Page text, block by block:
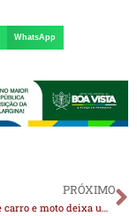
WhatsApp
PRÓXIMO
Colisão entre carro e moto deixa uma pessoa ferida em Monteiro